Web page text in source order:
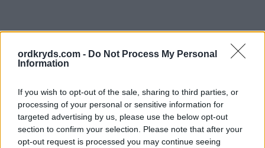
ordkryds.com - Do Not Process My Personal
Information
If you wish to opt-out of the sale, sharing to third parties, or
processing of your personal or sensitive information for
targeted advertising by us, please use the below opt-out
section to confirm your selection. Please note that after your
opt-out request is processed you may continue seeing